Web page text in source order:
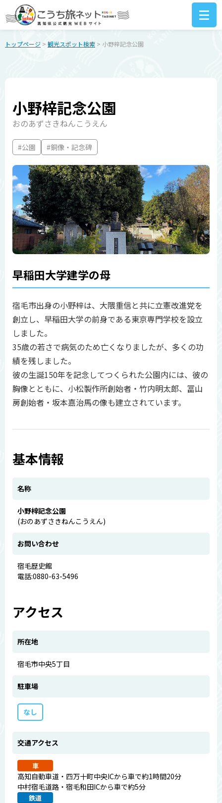
トップページ > 観光スポット検索 > 小野梓記念公園
小野梓記念公園
おのあずさきねんこうえん
#公園 #銅像・記念碑
早稲田大学建学の母
宿毛市出身の小野梓は、大隈重信と共に立憲改進党を
創立し、早稲田大学の前身である東京専門学校を設立
しました。
35歳の若さで病気のため亡くなりましたが、多くの功
績を残しました。
彼の生誕150年を記念してつくられた公園内には、彼の
胸像とともに、小松製作所創始者・竹内明太郎、冨山
房創始者・坂本嘉治馬の像も建立されています。
基本情報
名称
小野梓記念公園
(おのあずさきねんこうえん)
お問い合わせ
宿毛歴史館
電話:0880-63-5496
アクセス
所在地
宿毛市中央5丁目
駐車場
なし
交通アクセス
車
高知自動車道・四万十町中央ICから車で約1時間20分
中村宿毛道路・宿毛和田ICから車で約5分
鉄道